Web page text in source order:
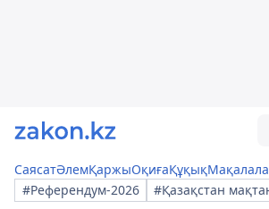
СаясатӘлемҚаржыОқиғаҚұқық
#Референдум-2026
#Қазақстан